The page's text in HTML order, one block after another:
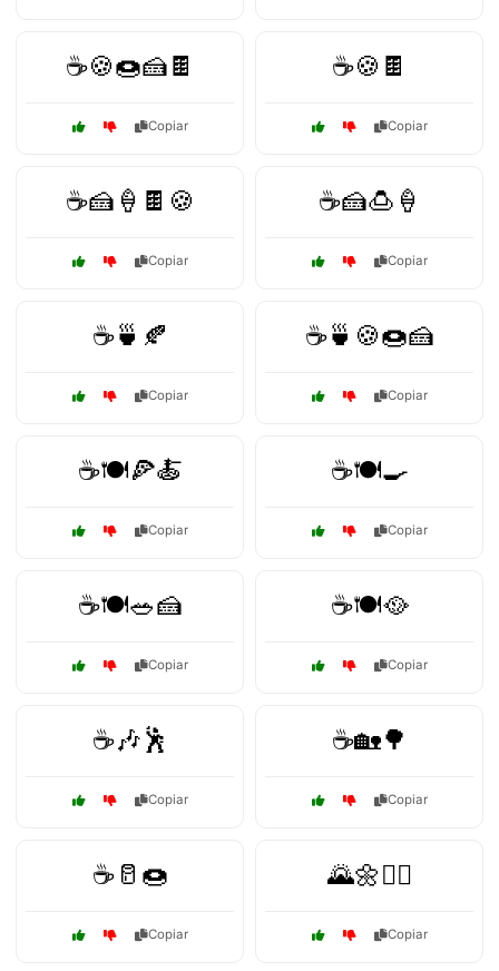
☕🍪🍩🍰🍫
Copiar
☕🍪🍫
Copiar
☕🍰🍦🍫🍪
Copiar
☕🍰🍮🍦
Copiar
☕🍵🍂
Copiar
☕🍵🍪🍩🍰
Copiar
☕🍽️🍕🍝
Copiar
☕🍽️🍳
Copiar
☕🍽️🥗🍰
Copiar
☕🍽️🥘
Copiar
☕🎶🕺
Copiar
☕🏡🌳
Copiar
☕🥛🍩
Copiar
🌄🌼🚴‍♂️
Copiar